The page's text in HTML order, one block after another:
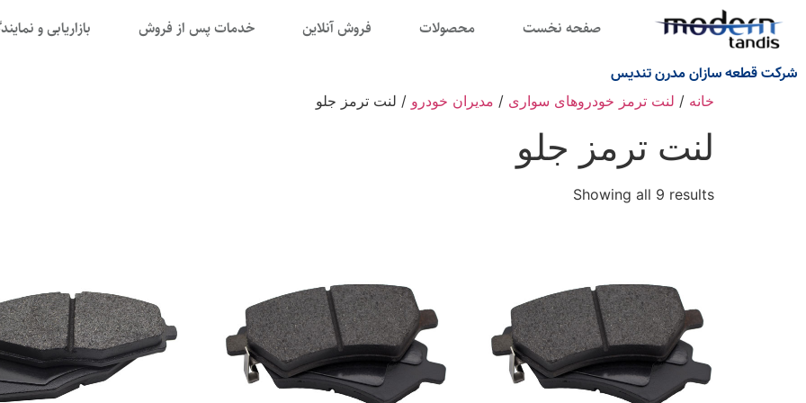
صفحه نخست محصولات فروش آنلاین خدمات پس از فروش
بازاریابی و
شرکت قطعه سازان مدرن تندیس
خانه / لنت ترمز خودروهای سواری / مدیران خودرو / لنت ترمز جلو
لنت ترمز جلو
Showing all 9 results